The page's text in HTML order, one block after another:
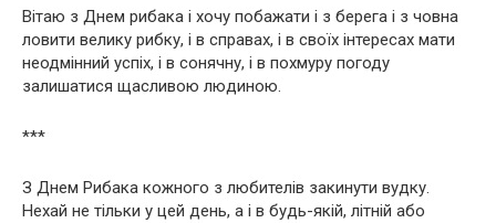
Вітаю з Днем рибака і хочу побажати і з берега і з човна
ловити велику рибку, і в справах, і в своїх інтересах мати
неодмінний успіх, і в сонячну, і в похмуру погоду
залишатися щасливою людиною.
***
З Днем Рибака кожного з любителів закинути вудку.
Нехай не тільки у цей день, а і в будь-якій, літній або